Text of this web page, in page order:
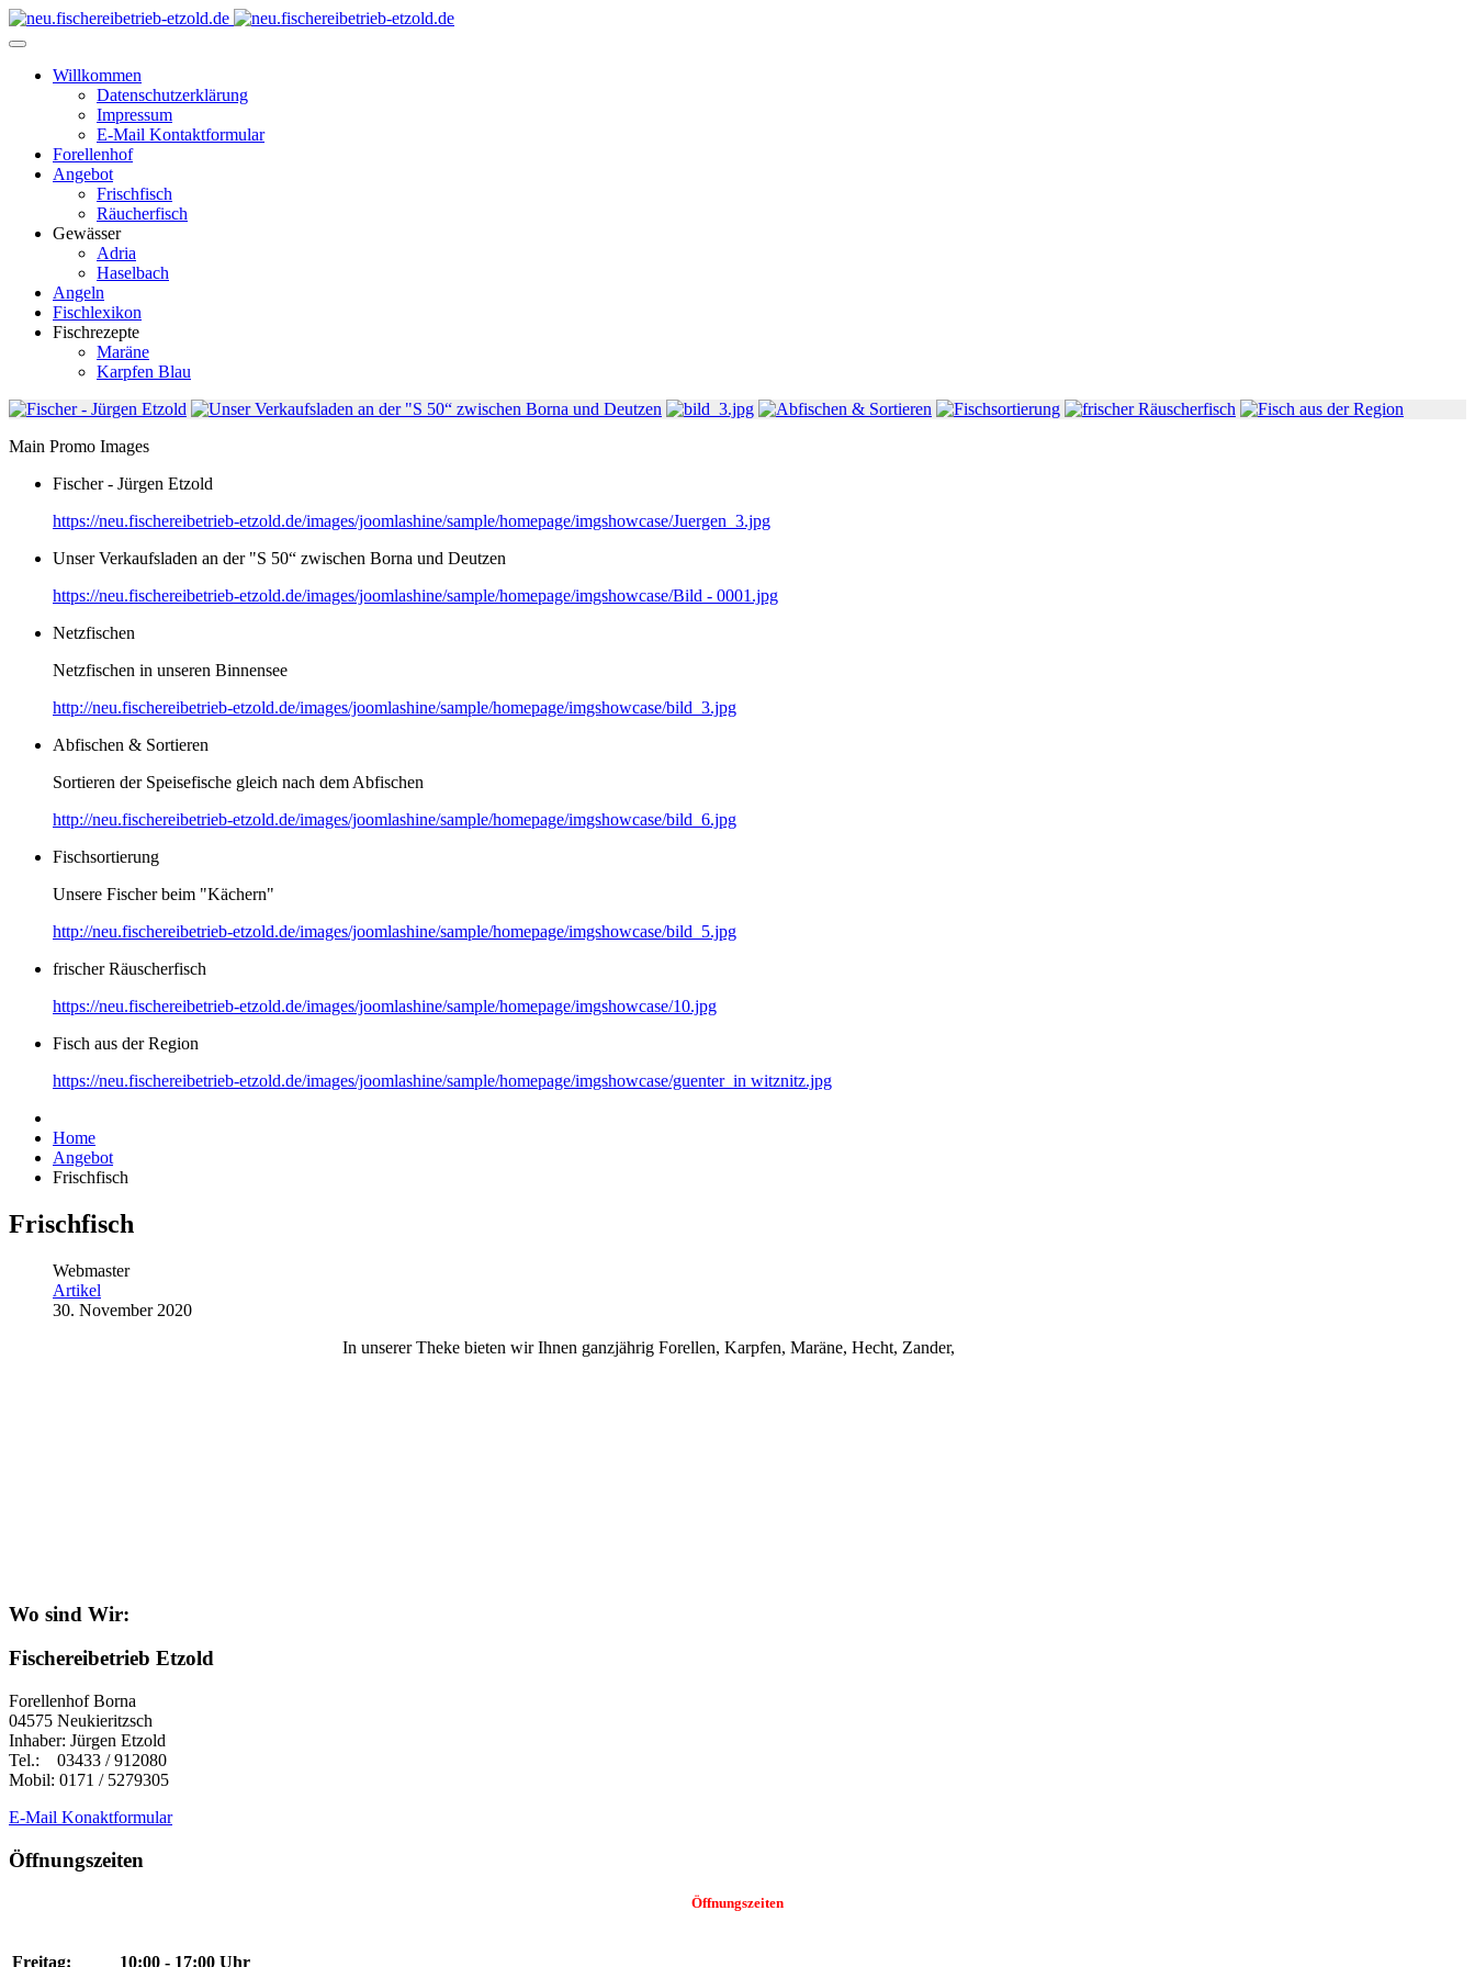
Willkommen
Datenschutzerklärung
Impressum
E-Mail Kontaktformular
Forellenhof
Angebot
Frischfisch
Räucherfisch
Gewässer
Adria
Haselbach
Angeln
Fischlexikon
Fischrezepte
Maräne
Karpfen Blau
Main Promo Images
Fischer - Jürgen Etzold
https://neu.fischereibetrieb-etzold.de/images/joomlashine/sample/homepage/imgshowcase/Juergen_3.jpg
Unser Verkaufsladen an der "S 50“ zwischen Borna und Deutzen
https://neu.fischereibetrieb-etzold.de/images/joomlashine/sample/homepage/imgshowcase/Bild - 0001.jpg
Netzfischen
Netzfischen in unseren Binnensee
http://neu.fischereibetrieb-etzold.de/images/joomlashine/sample/homepage/imgshowcase/bild_3.jpg
Abfischen & Sortieren
Sortieren der Speisefische gleich nach dem Abfischen
http://neu.fischereibetrieb-etzold.de/images/joomlashine/sample/homepage/imgshowcase/bild_6.jpg
Fischsortierung
Unsere Fischer beim "Kächern"
http://neu.fischereibetrieb-etzold.de/images/joomlashine/sample/homepage/imgshowcase/bild_5.jpg
frischer Räuscherfisch
https://neu.fischereibetrieb-etzold.de/images/joomlashine/sample/homepage/imgshowcase/10.jpg
Fisch aus der Region
https://neu.fischereibetrieb-etzold.de/images/joomlashine/sample/homepage/imgshowcase/guenter_in witznitz.jpg
Home
Angebot
Frischfisch
Frischfisch
Webmaster
Artikel
30. November 2020
In unserer Theke bieten wir Ihnen ganzjährig Forellen, Karpfen, Maräne, Hecht, Zander,
Wo sind Wir:
Fischereibetrieb Etzold
Forellenhof Borna
04575 Neukieritzsch
Inhaber: Jürgen Etzold
Tel.: 03433 / 912080
Mobil: 0171 / 5279305
E-Mail Konaktformular
Öffnungszeiten
Öffnungszeiten
Freitag: 10:00 - 17:00 Uhr